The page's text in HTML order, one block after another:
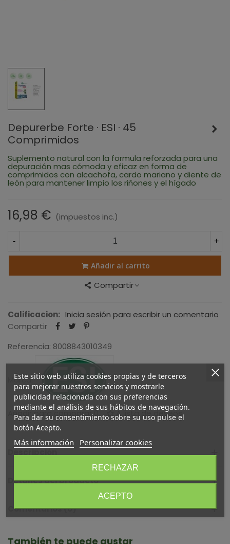
Depurerbe Forte · ESI · 45
Comprimidos
Suplemento natural con la formula reforzada para una
depuración mas cómoda y eficaz en forma de
comprimidos con alcachofa, cardo mariano y diente de
león para mantener limpio los riñones y el hígado
16,98 € (impuestos inc.)
- +
Añadir al carrito
Compartir
Calificacion: Inicia sesión para escribir un comentario
Compartir
Referencia: 8008843010349
Marca:
Añadir para comparar 0 A lista de deseos
Detalles del producto
Comentarios (0)
También te puede gustar
Este sitio web utiliza cookies propias y de terceros
para mejorar nuestros servicios y mostrarle
publicidad relacionada con sus preferencias
mediante el análisis de sus hábitos de navegación.
Para dar su consentimiento sobre su uso pulse el
botón Acepto.
Más información Personalizar cookies
RECHAZAR
ACEPTO